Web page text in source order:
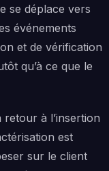
se déplace vers
événements
et de vérification
qu’à ce que le
à l’insertion
est
sur le client